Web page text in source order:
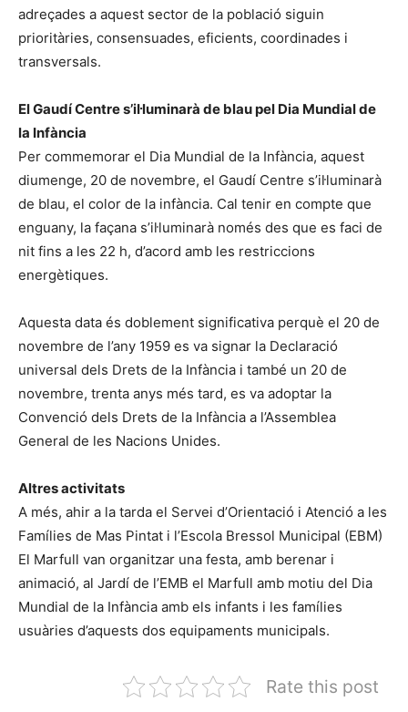
adreçades a aquest sector de la població siguin
prioritàries, consensuades, eficients, coordinades i
transversals.
El Gaudí Centre s’il·luminarà de blau pel Dia Mundial de
la Infància
Per commemorar el Dia Mundial de la Infància, aquest
diumenge, 20 de novembre, el Gaudí Centre s’il·luminarà
de blau, el color de la infància. Cal tenir en compte que
enguany, la façana s’il·luminarà només des que es faci de
nit fins a les 22 h, d’acord amb les restriccions
energètiques.
Aquesta data és doblement significativa perquè el 20 de
novembre de l’any 1959 es va signar la Declaració
universal dels Drets de la Infància i també un 20 de
novembre, trenta anys més tard, es va adoptar la
Convenció dels Drets de la Infància a l’Assemblea
General de les Nacions Unides.
Altres activitats
A més, ahir a la tarda el Servei d’Orientació i Atenció a les
Famílies de Mas Pintat i l’Escola Bressol Municipal (EBM)
El Marfull van organitzar una festa, amb berenar i
animació, al Jardí de l’EMB el Marfull amb motiu del Dia
Mundial de la Infància amb els infants i les famílies
usuàries d’aquests dos equipaments municipals.
Rate this post